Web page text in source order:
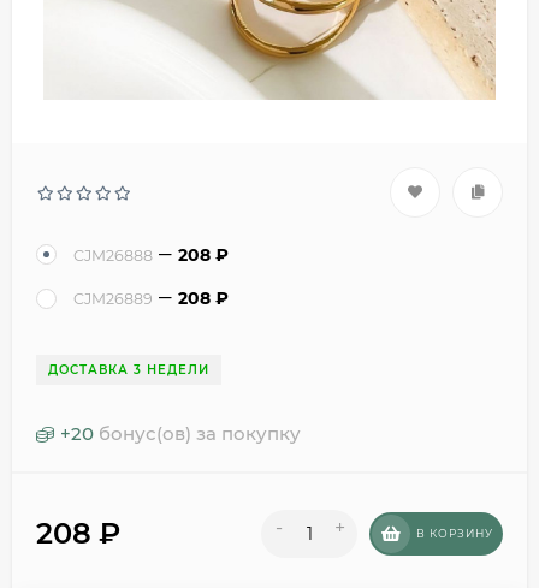
CJM26888 208 ₽
CJM26889 208 ₽
ДОСТАВКА 3 НЕДЕЛИ
+20 бонус(ов) за покупку
208 ₽ - + В КОРЗИНУ